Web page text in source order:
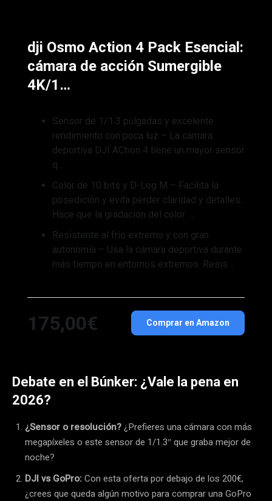
dji Osmo Action 4 Pack Esencial:
cámara de acción Sumergible
4K/1…
Sensor de 1/1.3 pulgadas y excelente
rendimiento con poca luz – La cámara
deportiva DJI ACtion 4 tiene un mayor sensor
q…
Color de 10 bits y D-Log M – Facilita la
posedición y evita perder claridad y detalles.
Hace que la gradación del color …
Resistente al frío extremo y con gran
autonomía – Usa la cámara deportiva durante
más tiempo en entornos extremos. Resis…
175,00€ Comprar en Amazon
Debate en el Búnker: ¿Vale la pena en
2026?
¿Sensor o resolución?¿Prefieres una cámara con más
megapíxeles o este sensor de 1/1.3″ que graba mejor de
noche?
DJI vs GoPro:Con esta oferta por debajo de los 200€,
¿crees que queda algún motivo para comprar una GoPro